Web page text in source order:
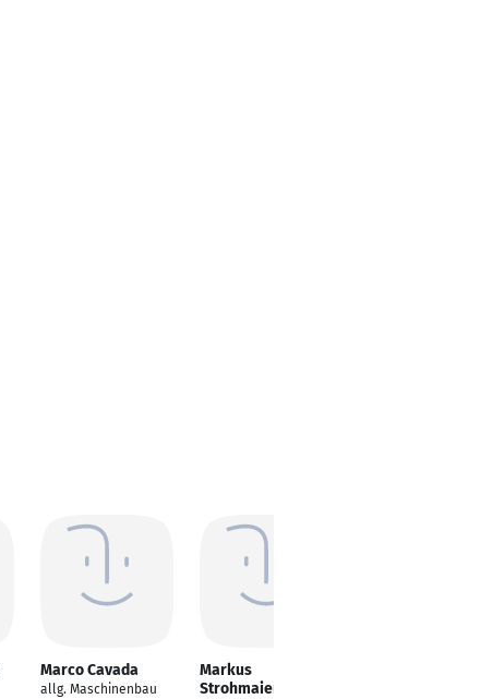
Marco Cavada
allg. Maschinenbau
Markus
Strohmaier